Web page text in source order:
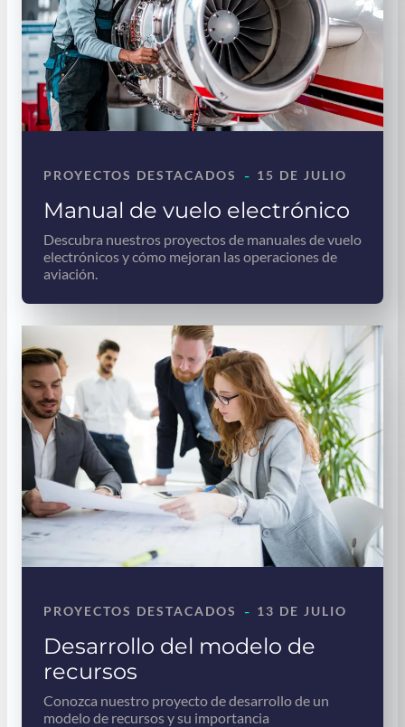
Manual de vuelo electrónico
PROYECTOS DESTACADOS - 15 DE JULIO
Descubra nuestros proyectos de manuales de vuelo
electrónicos y cómo mejoran las operaciones de
aviación.
Desarrollo del modelo de
recursos
PROYECTOS DESTACADOS - 13 DE JULIO
Conozca nuestro proyecto de desarrollo de un
modelo de recursos y su importancia